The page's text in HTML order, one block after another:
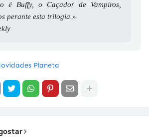
é Buffy, o Caçador de Vampiros,
perante esta trilogia.»
Planeta